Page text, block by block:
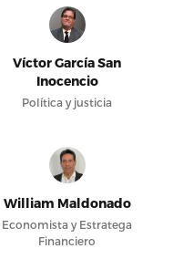
Víctor García San
Inocencio
Política y justicia
William Maldonado
Economista y Estratega
Financiero